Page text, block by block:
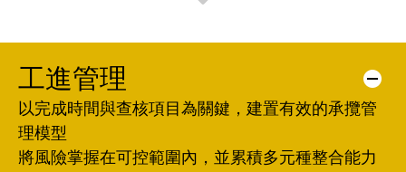
工進管理
以完成時間與查核項目為關鍵，建置有效的承攬管
理模型
將風險掌握在可控範圍內，並累積多元種整合能力